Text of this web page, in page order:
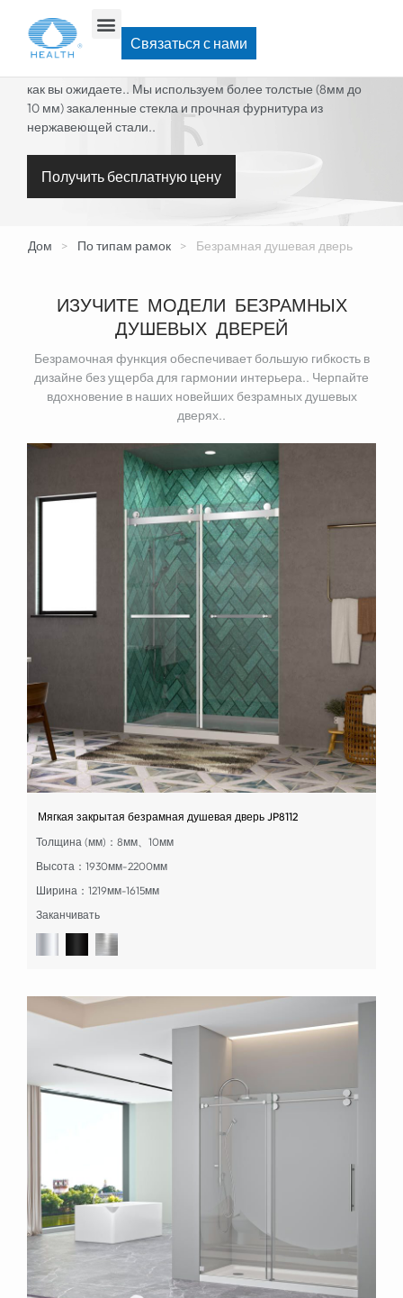
Связаться с нами
БЕЗРАМНАЯ ДУШЕВАЯ ДВЕРЬ
как вы ожидаете.. Мы используем более толстые (8мм до
10 мм) закаленные стекла и прочная фурнитура из
нержавеющей стали..
Получить бесплатную цену
Дом > По типам рамок > Безрамная душевая дверь
ИЗУЧИТЕ МОДЕЛИ БЕЗРАМНЫХ
ДУШЕВЫХ ДВЕРЕЙ
Безрамочная функция обеспечивает большую гибкость в
дизайне без ущерба для гармонии интерьера.. Черпайте
вдохновение в наших новейших безрамных душевых
дверях..
Мягкая закрытая безрамная душевая дверь JP8112
Толщина (мм)：8мм、10мм
Высота：1930мм-2200мм
Ширина：1219мм-1615мм
Заканчивать